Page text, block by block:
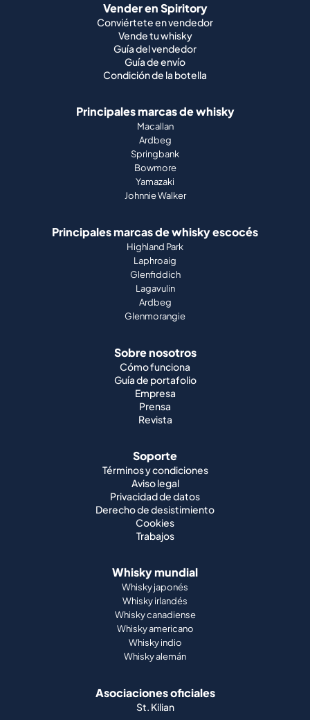
Vender en Spiritory
Conviértete en vendedor
Vende tu whisky
Guía del vendedor
Guía de envío
Condición de la botella
Principales marcas de whisky
Macallan
Ardbeg
Springbank
Bowmore
Yamazaki
Johnnie Walker
Principales marcas de whisky escocés
Highland Park
Laphroaig
Glenfiddich
Lagavulin
Ardbeg
Glenmorangie
Sobre nosotros
Cómo funciona
Guía de portafolio
Empresa
Prensa
Revista
Soporte
Términos y condiciones
Aviso legal
Privacidad de datos
Derecho de desistimiento
Cookies
Trabajos
Whisky mundial
Whisky japonés
Whisky irlandés
Whisky canadiense
Whisky americano
Whisky indio
Whisky alemán
Asociaciones oficiales
St. Kilian